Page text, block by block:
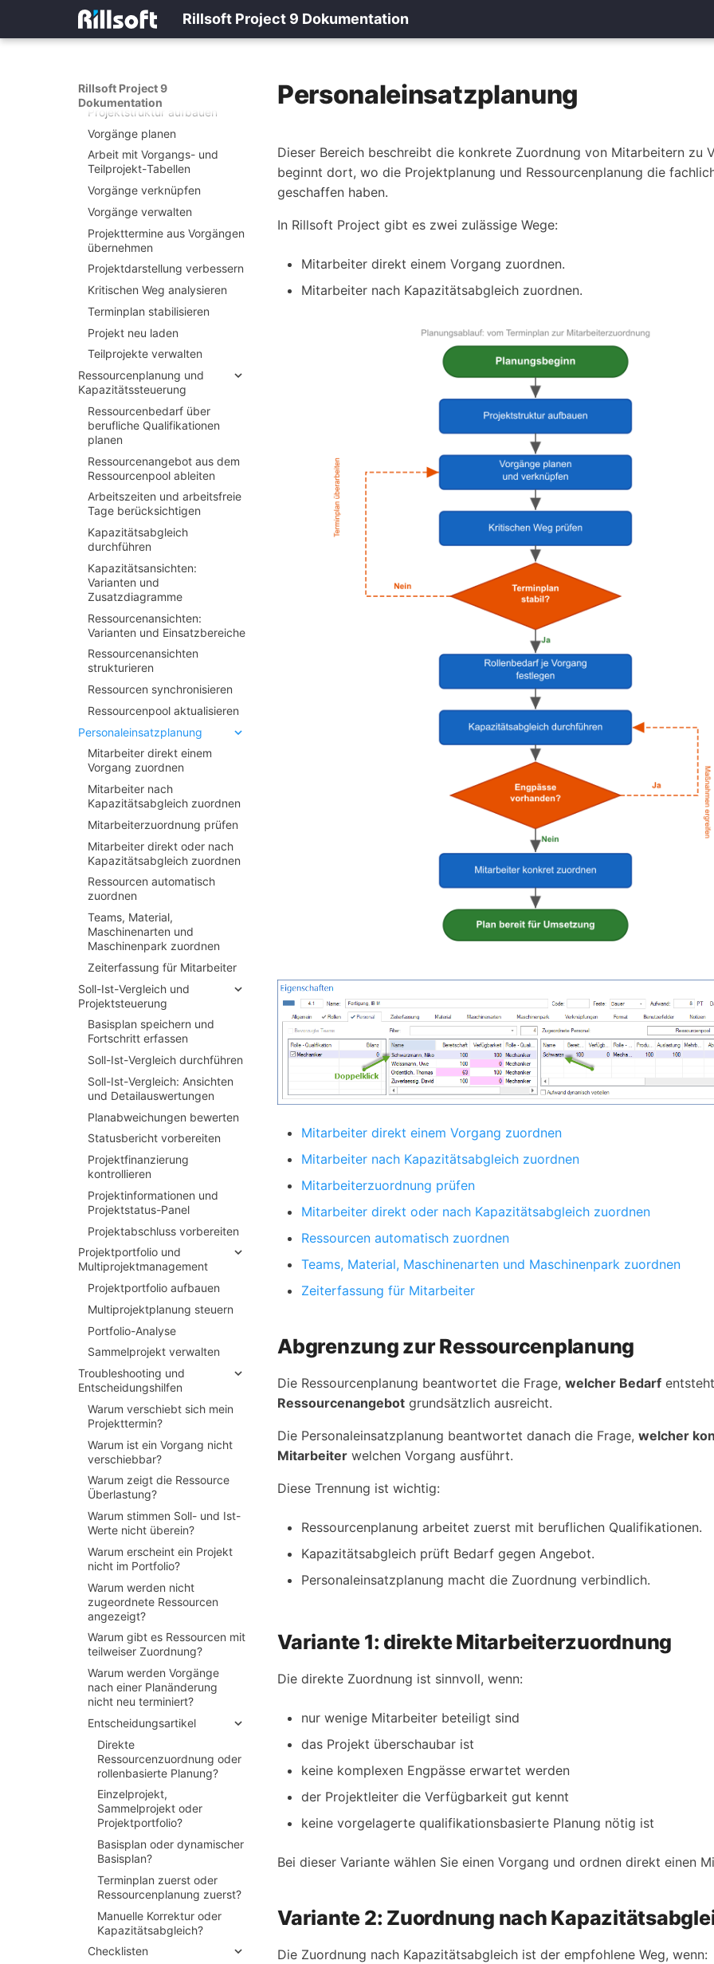
Rillsoft Project 9 Dokumentation
Rillsoft Project 9
Dokumentation
Projektportfolio öffnen
Orientierung für neue Nutzer
Projektplanung
Projektstruktur aufbauen
Vorgänge planen
Arbeit mit Vorgangs- und
Teilprojekt-Tabellen
Vorgänge verknüpfen
Vorgänge verwalten
Projekttermine aus Vorgängen
übernehmen
Projektdarstellung verbessern
Kritischen Weg analysieren
Terminplan stabilisieren
Projekt neu laden
Teilprojekte verwalten
Ressourcenplanung und
Kapazitätssteuerung
Ressourcenbedarf über
berufliche Qualifikationen
planen
Ressourcenangebot aus dem
Ressourcenpool ableiten
Arbeitszeiten und arbeitsfreie
Tage berücksichtigen
Kapazitätsabgleich
durchführen
Kapazitätsansichten:
Varianten und
Zusatzdiagramme
Ressourcenansichten:
Varianten und Einsatzbereiche
Ressourcenansichten
strukturieren
Ressourcen synchronisieren
Ressourcenpool aktualisieren
Personaleinsatzplanung
Mitarbeiter direkt einem
Vorgang zuordnen
Mitarbeiter nach
Kapazitätsabgleich zuordnen
Mitarbeiterzuordnung prüfen
Mitarbeiter direkt oder nach
Kapazitätsabgleich zuordnen
Ressourcen automatisch
zuordnen
Teams, Material,
Maschinenarten und
Maschinenpark zuordnen
Zeiterfassung für Mitarbeiter
Soll-Ist-Vergleich und
Projektsteuerung
Basisplan speichern und
Fortschritt erfassen
Soll-Ist-Vergleich durchführen
Soll-Ist-Vergleich: Ansichten
und Detailauswertungen
Planabweichungen bewerten
Statusbericht vorbereiten
Projektfinanzierung
kontrollieren
Projektinformationen und
Projektstatus-Panel
Projektabschluss vorbereiten
Projektportfolio und
Multiprojektmanagement
Projektportfolio aufbauen
Multiprojektplanung steuern
Portfolio-Analyse
Sammelprojekt verwalten
Troubleshooting und
Entscheidungshilfen
Warum verschiebt sich mein
Projekttermin?
Warum ist ein Vorgang nicht
verschiebbar?
Warum zeigt die Ressource
Überlastung?
Warum stimmen Soll- und Ist-
Werte nicht überein?
Warum erscheint ein Projekt
nicht im Portfolio?
Warum werden nicht
zugeordnete Ressourcen
angezeigt?
Warum gibt es Ressourcen mit
teilweiser Zuordnung?
Warum werden Vorgänge
nach einer Planänderung
nicht neu terminiert?
Entscheidungsartikel
Direkte
Ressourcenzuordnung oder
rollenbasierte Planung?
Einzelprojekt,
Sammelprojekt oder
Projektportfolio?
Basisplan oder dynamischer
Basisplan?
Terminplan zuerst oder
Ressourcenplanung zuerst?
Manuelle Korrektur oder
Kapazitätsabgleich?
Checklisten
Personaleinsatzplanung
Dieser Bereich beschreibt die konkrete Zuordnung von Mitarbeitern zu
beginnt dort, wo die Projektplanung und Ressourcenplanung die
geschaffen haben.
In Rillsoft Project gibt es zwei zulässige Wege:
Mitarbeiter direkt einem Vorgang zuordnen.
Mitarbeiter nach Kapazitätsabgleich zuordnen.
Mitarbeiter direkt einem Vorgang zuordnen
Mitarbeiter nach Kapazitätsabgleich zuordnen
Mitarbeiterzuordnung prüfen
Mitarbeiter direkt oder nach Kapazitätsabgleich zuordnen
Ressourcen automatisch zuordnen
Teams, Material, Maschinenarten und Maschinenpark zuordnen
Zeiterfassung für Mitarbeiter
Abgrenzung zur Ressourcenplanung
Die Ressourcenplanung beantwortet die Frage, welcher Bedarf
Ressourcenangebot grundsätzlich ausreicht.
Die Personaleinsatzplanung beantwortet danach die Frage, welcher
Mitarbeiter welchen Vorgang ausführt.
Diese Trennung ist wichtig:
Ressourcenplanung arbeitet zuerst mit beruflichen Qualifikationen.
Kapazitätsabgleich prüft Bedarf gegen Angebot.
Personaleinsatzplanung macht die Zuordnung verbindlich.
Variante 1: direkte Mitarbeiterzuordnung
Die direkte Zuordnung ist sinnvoll, wenn:
nur wenige Mitarbeiter beteiligt sind
das Projekt überschaubar ist
keine komplexen Engpässe erwartet werden
der Projektleiter die Verfügbarkeit gut kennt
keine vorgelagerte qualifikationsbasierte Planung nötig ist
Bei dieser Variante wählen Sie einen Vorgang und ordnen direkt einen
Variante 2: Zuordnung nach
Die Zuordnung nach Kapazitätsabgleich ist der empfohlene Weg, wenn: